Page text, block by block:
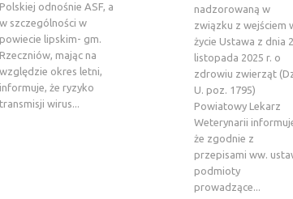
Polskiej odnośnie ASF, a
w szczególności w
powiecie lipskim- gm.
Rzeczniów, mając na
względzie okres letni,
informuje, że ryzyko
transmisji wirus...
nadzorowaną w
związku z wejściem
życie Ustawa z dnia
listopada 2025 r. o
zdrowiu zwierząt
U. poz. 1795)
Powiatowy Lekarz
Weterynarii
że zgodnie z
przepisami ww.
podmioty
prowadzące...